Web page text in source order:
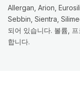
Allergan, Arion,
Sebbin, Sientra,
되어 있습니다. 볼륨,
합니다.